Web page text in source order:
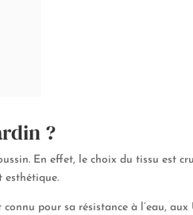
?
En effet, le choix du tissu est
esthétique.
pour sa résistance à l’eau,